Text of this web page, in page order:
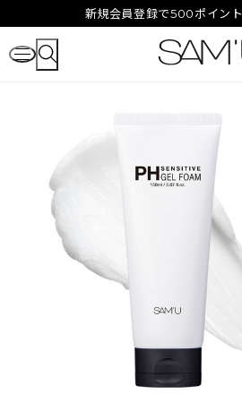
新規会員登録で500ポイン